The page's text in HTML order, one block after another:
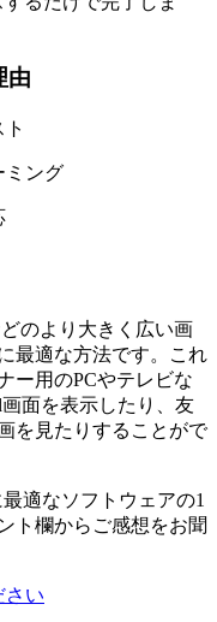
由
ミング
のより大きく広い画
最適な方法です。これ
ー用のPCやテレビな
面を表示したり、友
を見たりすることがで
適なソフトウェアの1
ト欄からご感想をお聞
さい